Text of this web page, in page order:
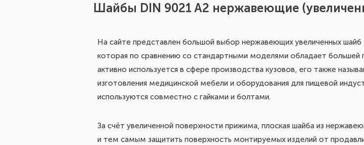
Шайбы DIN 9021 A2 нержавеющие
На сайте представлен большой выбор нержавеющих увеличенных
которая по сравнению со стандартными моделями обладает
активно используется в сфере производства кузовов, его также
изготовления медицинской мебели и оборудования для пищевой
используются совместно с гайками и болтами.
За счёт увеличенной поверхности прижима, плоская шайба из
и тем самым защитить поверхность монтируемых изделий от